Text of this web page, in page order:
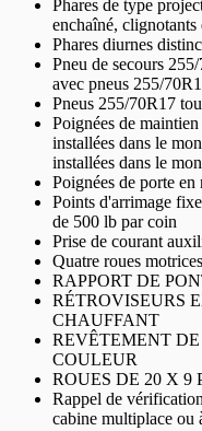
Phares de type
enchaîné,
Phares diurnes
Pneu de secours
avec pneus 255/
Pneus 255/70R17
Poignées de
installées dans le
installées dans le
Poignées de porte en
Points d'arrimage
de 500 lb par coin
Prise de courant
Quatre roues motrices
RAPPORT DE
RÉTROVISEURS
CHAUFFANT
REVÊTEMENT
COULEUR
ROUES DE 20 X 9
Rappel de
cabine multiplace ou